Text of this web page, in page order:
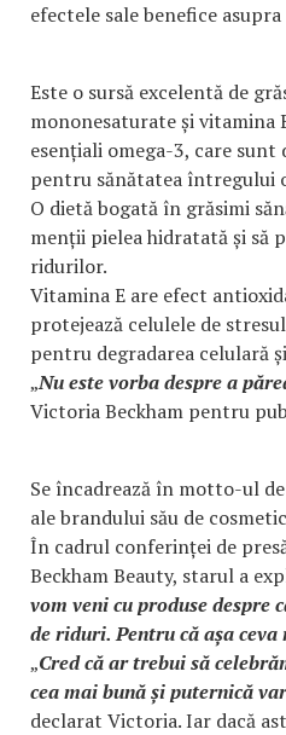
efectele sale benefice
Este o sursă excelentă de
mononesaturate și vitamina
esențiali omega-3, care
pentru sănătatea întregului
O dietă bogată în grăsimi
menții pielea hidratată și să
ridurilor.
Vitamina E are efect
protejează celulele de
pentru degradarea celulară
„Nu este vorba despre a
Victoria Beckham pentru
Se încadrează în motto-ul
ale brandului său de
În cadrul conferinței de
Beckham Beauty, starul a
vom veni cu produse despre
de riduri. Pentru că așa ceva
„Cred că ar trebui să
cea mai bună și puternică
declarat Victoria. Iar dacă